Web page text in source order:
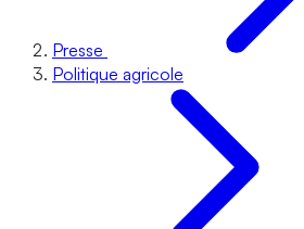
Presse
Politique agricole